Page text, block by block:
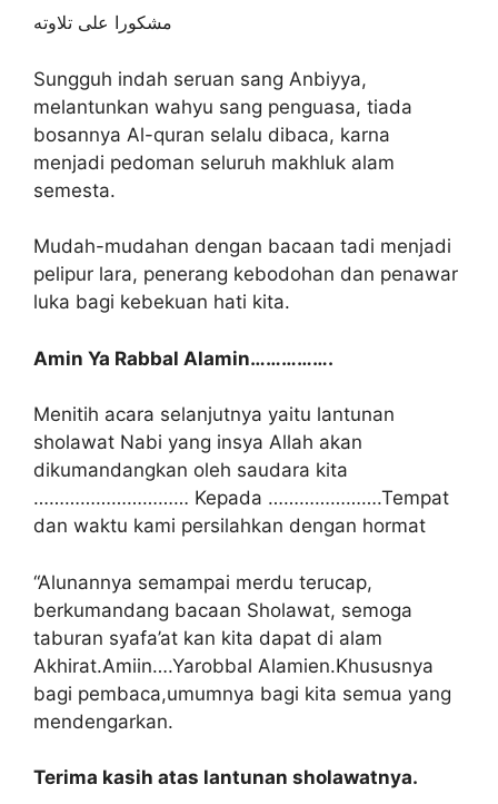
مشكورا على تلاوته
Sungguh indah seruan sang Anbiyya,
melantunkan wahyu sang penguasa, tiada
bosannya Al-quran selalu dibaca, karna
menjadi pedoman seluruh makhluk alam
semesta.
Mudah-mudahan dengan bacaan tadi menjadi
pelipur lara, penerang kebodohan dan penawar
luka bagi kebekuan hati kita.
Amin Ya Rabbal Alamin…………….
Menitih acara selanjutnya yaitu lantunan
sholawat Nabi yang insya Allah akan
dikumandangkan oleh saudara kita
………………………… Kepada ………………….Tempat
dan waktu kami persilahkan dengan hormat
“Alunannya semampai merdu terucap,
berkumandang bacaan Sholawat, semoga
taburan syafa’at kan kita dapat di alam
Akhirat.Amiin….Yarobbal Alamien.Khususnya
bagi pembaca,umumnya bagi kita semua yang
mendengarkan.
Terima kasih atas lantunan sholawatnya.